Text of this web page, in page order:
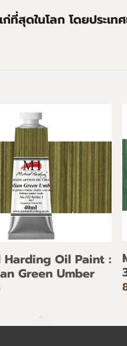
ที่สุดในโลก โดยประ
Harding Oil Paint :
Green Umber